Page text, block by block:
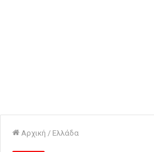
Αρχική / Ελλάδα